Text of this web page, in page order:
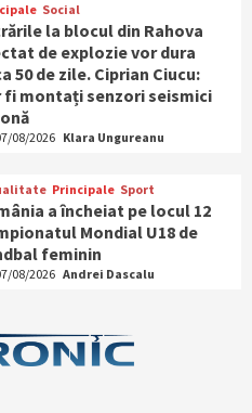
Social
la blocul din Rahova
de explozie vor dura
50 de zile. Ciprian Ciucu:
fi montați senzori seismici
08/2026 Klara Ungureanu
Principale Sport
a încheiat pe locul 12
Mondial U18 de
feminin
08/2026 Andrei Dascalu